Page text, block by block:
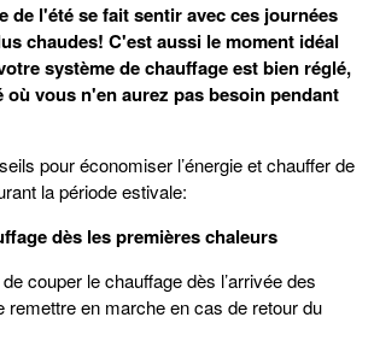
de l'été se fait sentir avec ces journées
chaudes! C'est aussi le moment idéal
système de chauffage est bien réglé,
vous n'en aurez pas besoin pendant
pour économiser l’énergie et chauffer de
la période estivale:
dès les premières chaleurs
couper le chauffage dès l’arrivée des
remettre en marche en cas de retour du